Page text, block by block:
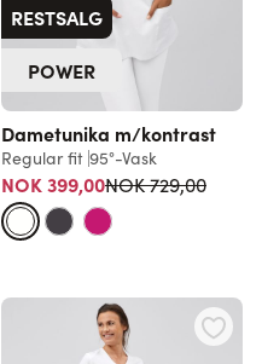
RESTSALG
POWER
Dametunika m/kontrast
Regular fit 95°-Vask
NOK 399,00Vanlig pris
NOK 729,00